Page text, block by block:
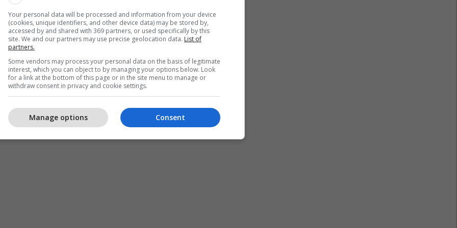
se ekipi mjekësor ka reaguar menjëherë dhe
shërbimet e nevojshme për pacientët e pranuar.
reaguar menjëherë dhe ka ofruar kujdesin e
për të gjithë pacientët e pranuar”, thuhet më
institucioni ka theksuar se përgjegjëse për
janë organet e hetuesisë. /
Telegrafi/
Your personal data will be processed and information from your device
(cookies, unique identifiers, and other device data) may be stored by,
accessed by and shared with 369 partners, or used specifically by this
site. We and our partners may use precise geolocation data. List of
partners.
Some vendors may process your personal data on the basis of legitimate
interest, which you can object to by managing your options below. Look
for a link at the bottom of this page or in the site menu to manage or
withdraw consent in privacy and cookie settings.
Consent
Manage options